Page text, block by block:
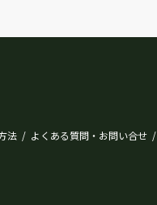
法 / よくある質問・お問い合せ /